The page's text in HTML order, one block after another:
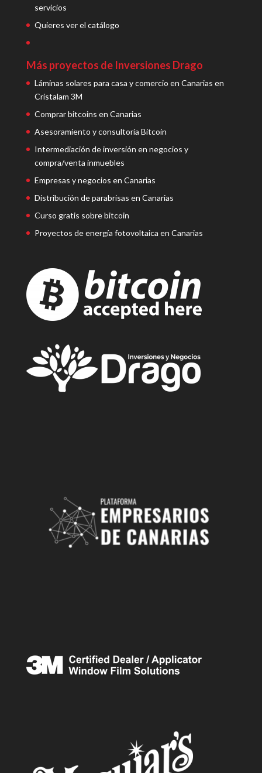
servicios
Quieres ver el catálogo
Más proyectos de Inversiones Drago
Láminas solares para casa y comercio en Canarias en
Cristalam 3M
Comprar bitcoins en Canarias
Asesoramiento y consultoría Bitcoin
Intermediación de inversión en negocios y
compra/venta inmuebles
Empresas y negocios en Canarias
Distribución de parabrisas en Canarias
Curso gratis sobre bitcoin
Proyectos de energía fotovoltaica en Canarias